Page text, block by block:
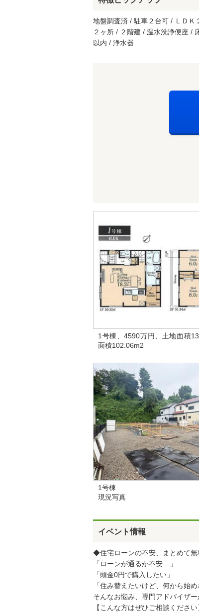
地盤調査済 / 駐車２台可 / ＬＤ
２ヶ所 / ２階建 / 温水洗浄便座 /
以内 / 浄水器
1号棟、4590万円、土地面積
面積102.06m2
1号棟
現況写真
イベント情報
◆住宅ローンの不安、まとめて
「ローンが通るか不安…」
「頭金0円で購入したい」
「住み替えたいけど、何から始め
そんなお悩み、専門アドバイザ
【こんな方はぜひご相談ください